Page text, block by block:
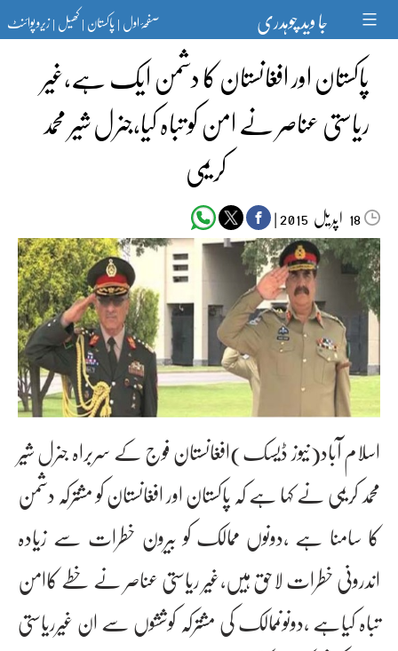
content جا وید چوہدری صفحۂ اول|پاکستان|کھیل|زیرو پوائنٹ
پاکستان اور افغانستان کا دشمن ایک ہے،غیر
ریاستی عناصر نے امن کو تباہ کیا،جنرل شیر محمد
کریمی
18 اپریل‬‮ |
اسلام آباد(نیوز ڈیسک)افغانستان فوج کے سربراہ جنرل شیر
محمد کریمی نے کہا ہے کہ پاکستان اور افغانستان کو مشترکہ دشمن
کا سامنا ہے ،دونوں ممالک کو بیرون خطرات سے زیادہ
اندرونی خطرات لاحق ہیں،غیر ریاستی عناصر نے خطے کاامن
تباہ کیاہے ،دونوںممالک کی مشترکہ کوششوں سے ان غیرریاستی